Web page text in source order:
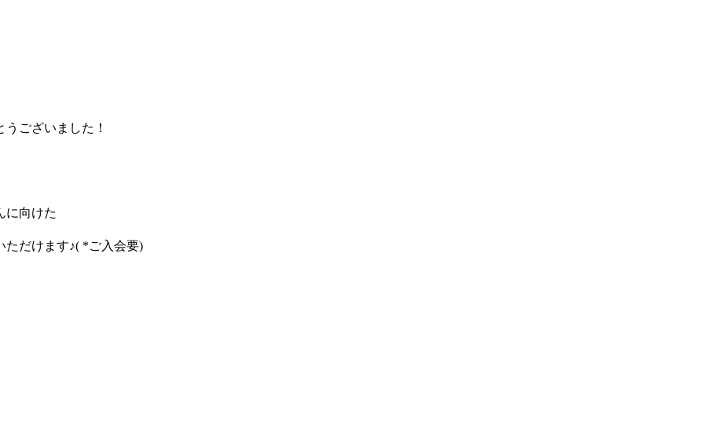
ございました！
に向けた
ただけます♪( *ご入会要)